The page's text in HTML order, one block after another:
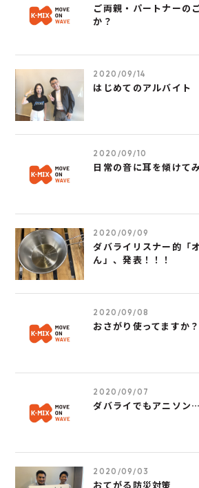
ご両親・パートナーの
か？
2020/09/14
はじめてのアルバイト
2020/09/10
日常の音に耳を傾けて
2020/09/09
ダバライリスナー的「
ん」、発表！！！
2020/09/08
おさがり使ってますか？
2020/09/07
ダバライでもアニソン…
2020/09/03
おてがる防災対策